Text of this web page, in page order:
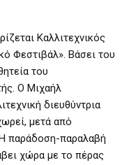
Καλλιτεχνικός
Φεστιβάλ». Βάσει του
του
Ο Μιχαήλ
διευθύντρια
μετά από
παράδοση-παραλαβή
χώρα με το πέρας